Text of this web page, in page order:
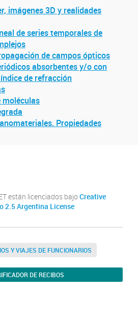
imágenes 3D y realidades
de series temporales de
de campos ópticos
absorbentes y/o con
de refracción
Propiedades
están licenciados bajo Creative
2.5 Argentina License
Y VIAJES DE FUNCIONARIOS
DE RECIBOS